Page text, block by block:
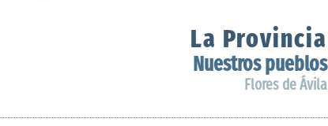
La Provincia
Nuestros pueblos
Flores de Ávila